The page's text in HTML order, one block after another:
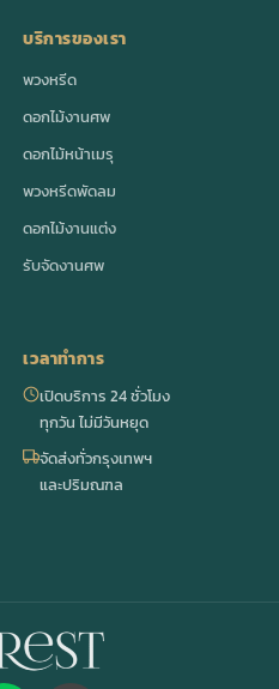
บริการของเรา
พวงหรีด
ดอกไม้งานศพ
ดอกไม้หน้าเมรุ
พวงหรีดพัดลม
ดอกไม้งานแต่ง
รับจัดงานศพ
เวลาทำการ
เปิดบริการ 24 ชั่วโมง
ทุกวัน ไม่มีวันหยุด
จัดส่งทั่วกรุงเทพฯ
และปริมณฑล